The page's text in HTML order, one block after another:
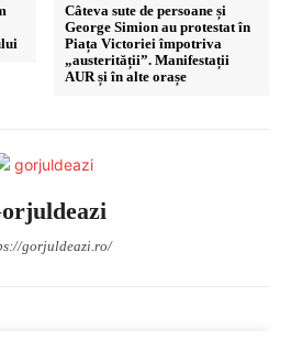
Câteva sute de persoane și
George Simion au protestat în
Piața Victoriei împotriva
„austerității”. Manifestații
AUR și în alte orașe
gorjuldeazi.ro/